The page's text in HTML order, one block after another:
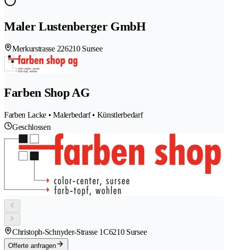
Maler Lustenberger GmbH
Merkurstrasse 226210 Sursee
Farben Shop AG
Farben Lacke • Malerbedarf • Künstlerbedarf
Geschlossen
Christoph-Schnyder-Strasse 1C6210 Sursee
Offerte anfragen